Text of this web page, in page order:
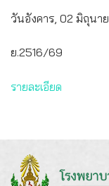
วันอังคาร, 02 มิถุนา
ย.2516/69
รายละเอียด